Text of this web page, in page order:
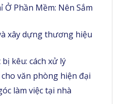
Ở Phần Mềm: Nên Sắm
xây dựng thương hiệu
kêu: cách xử lý
văn phòng hiện đại
làm việc tại nhà